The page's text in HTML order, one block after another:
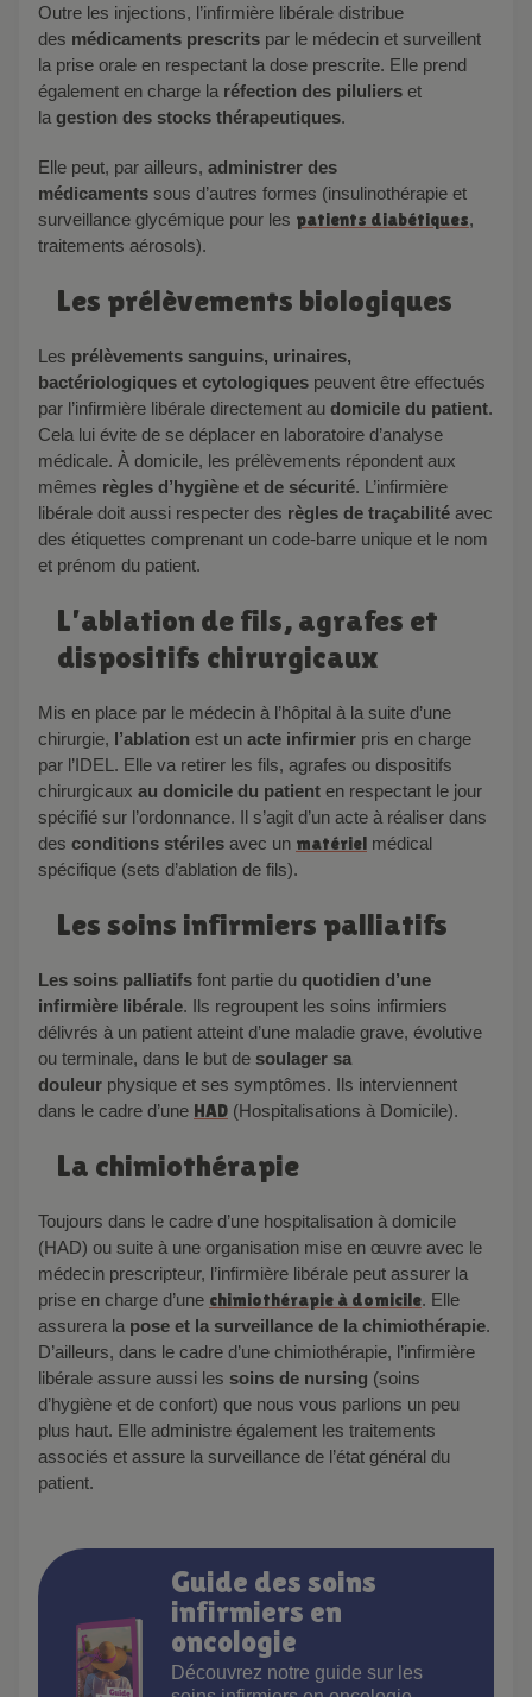
Outre les injections, l’infirmière libérale distribue
des médicaments prescrits par le médecin et surveillent
la prise orale en respectant la dose prescrite. Elle prend
également en charge la réfection des piluliers et
la gestion des stocks thérapeutiques.
Elle peut, par ailleurs, administrer des
médicaments sous d’autres formes (insulinothérapie et
surveillance glycémique pour les patients diabétiques,
traitements aérosols).
Les prélèvements biologiques
Les prélèvements sanguins, urinaires,
bactériologiques et cytologiques peuvent être effectués
par l’infirmière libérale directement au domicile du patient.
Cela lui évite de se déplacer en laboratoire d’analyse
médicale. À domicile, les prélèvements répondent aux
mêmes règles d’hygiène et de sécurité. L’infirmière
libérale doit aussi respecter des règles de traçabilité avec
des étiquettes comprenant un code-barre unique et le nom
et prénom du patient.
L’ablation de fils, agrafes et
dispositifs chirurgicaux
Mis en place par le médecin à l’hôpital à la suite d’une
chirurgie, l’ablation est un acte infirmier pris en charge
par l’IDEL. Elle va retirer les fils, agrafes ou dispositifs
chirurgicaux au domicile du patient en respectant le jour
spécifié sur l’ordonnance. Il s’agit d’un acte à réaliser dans
des conditions stériles avec un matériel médical
spécifique (sets d’ablation de fils).
Les soins infirmiers palliatifs
Les soins palliatifs font partie du quotidien d’une
infirmière libérale. Ils regroupent les soins infirmiers
délivrés à un patient atteint d’une maladie grave, évolutive
ou terminale, dans le but de soulager sa
douleur physique et ses symptômes. Ils interviennent
dans le cadre d’une HAD (Hospitalisations à Domicile).
La chimiothérapie
Toujours dans le cadre d’une hospitalisation à domicile
(HAD) ou suite à une organisation mise en œuvre avec le
médecin prescripteur, l’infirmière libérale peut assurer la
prise en charge d’une chimiothérapie à domicile. Elle
assurera la pose et la surveillance de la chimiothérapie.
D’ailleurs, dans le cadre d’une chimiothérapie, l’infirmière
libérale assure aussi les soins de nursing (soins
d’hygiène et de confort) que nous vous parlions un peu
plus haut. Elle administre également les traitements
associés et assure la surveillance de l’état général du
patient.
Guide des soins
infirmiers en
oncologie
Découvrez notre guide sur les